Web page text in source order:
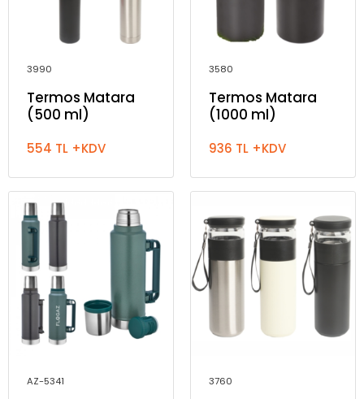
3990
Termos Matara
(500 ml)
554 TL +KDV
3580
Termos Matara
(1000 ml)
936 TL +KDV
AZ-5341 3760